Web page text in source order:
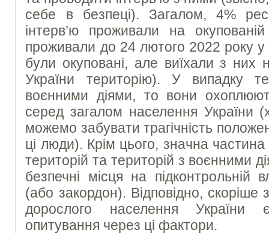
себе в безпеці). Загалом, 4%
інтерв’ю проживали на
проживали до 24 лютого 2022 року у
були окуповані, але виїхали з них
України територію). У випадку
воєнними діями, то вони
серед загалом населення України
можемо забувати трагічність
ці люди). Крім цього, значна
територій та територій з воєнними
безпечні місця на підконтрольній
(або закордон). Відповідно,
дорослого населення
опитування через ці фактори.